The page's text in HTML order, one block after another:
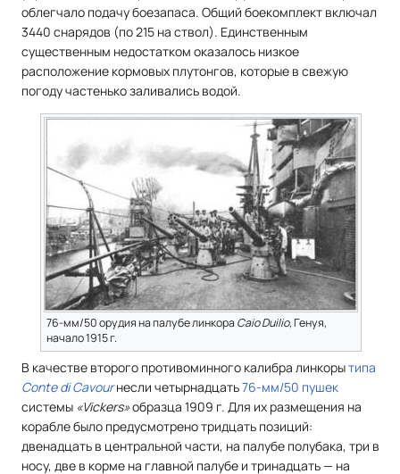
облегчало подачу боезапаса. Общий боекомплект включал
3440 снарядов (по 215 на ствол). Единственным
существенным недостатком оказалось низкое
расположение кормовых плутонгов, которые в свежую
погоду частенько заливались водой.
76-мм/50 орудия на палубе линкораCaio Duilio, Генуя,
начало 1915 г.
В качестве второго противоминного калибра линкорытипа
Conte di Cavourнесли четырнадцать76-мм/50 пушек
системы «Vickers»образца 1909 г. Для их размещения на
корабле было предусмотрено тридцать позиций:
двенадцать в центральной части, на палубе полубака, три в
носу, две в корме на главной палубе и тринадцать — на